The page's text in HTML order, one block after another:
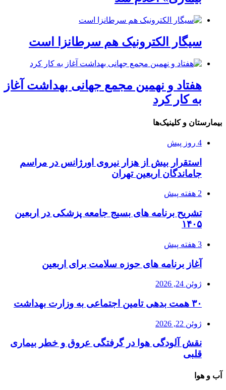
سیگار الکترونیک هم سرطانزا است
هفتاد و نهمین مجمع جهانی بهداشت آغاز
به کار کرد
بیمارستان و کلینیک‌ها
4 روز پیش
استقرار بیش از هزار نیروی اورژانس در مراسم
جاماندگان اربعین تهران
2 هفته پیش
تشریح برنامه های بسیج جامعه پزشکی در اربعین
۱۴۰۵
3 هفته پیش
آغاز برنامه های حوزه سلامت برای اربعین
ژوئن 24, 2026
۳۰ همت بدهی تامین اجتماعی به وزارت بهداشت
ژوئن 22, 2026
نقش آلودگی هوا در گرفتگی عروق و خطر بیماری
قلبی
آب و هوا